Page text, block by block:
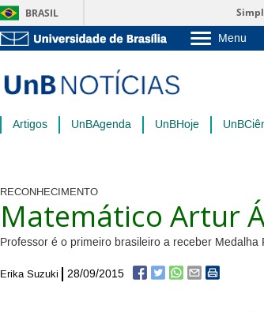
BRASIL
Menu
Pós-
Administração
Artigos UnBAgenda UnBHoje
RECONHECIMENTO
Matemático Artur
Professor é o primeiro brasileiro a receber
Erika Suzuki 28/09/2015